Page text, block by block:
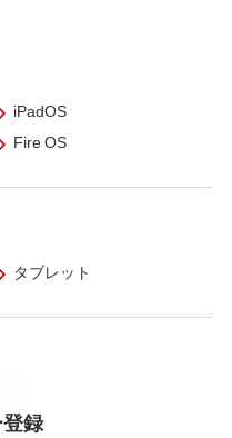
iPadOS
Fire OS
タブレット
録